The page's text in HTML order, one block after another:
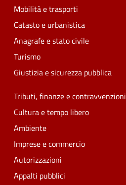
Mobilità e trasporti
Catasto e urbanistica
Anagrafe e stato civile
Turismo
Giustizia e sicurezza pubblica
Tributi, finanze e contravvenzioni
Cultura e tempo libero
Ambiente
Imprese e commercio
Autorizzazioni
Appalti pubblici